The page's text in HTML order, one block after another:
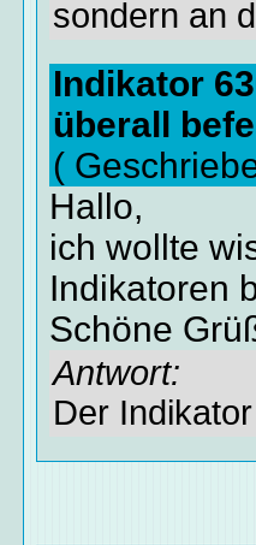
sondern an
Indikator
überall
(
Hallo,
ich wollte
Indikatoren
Schöne
Antwort:
Der